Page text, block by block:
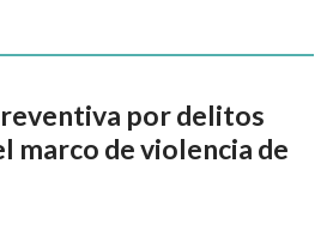
por delitos
marco de violencia de